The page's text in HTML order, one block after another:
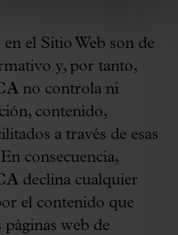
el Sitio Web son de
y, por tanto,
no controla ni
contenido,
a través de esas
consecuencia,
declina cualquier
el contenido que
páginas web de